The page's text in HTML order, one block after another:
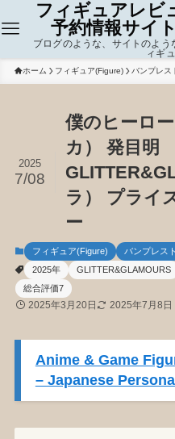
フィギュアレビ
予約情報サイ
ブログのような、サイトのよ
ィギ
ホーム フィギュア(Figure) バンプレス
僕のヒーロ
カ） 発目明
ラ） プライ
ー
2025
7/08
フィギュア(Figure)
バンプレス
2025年
GLITTER&GLAMOURS
総合評価7
2025年3月20日 2025年7月8日
Anime & Game
– Japanese